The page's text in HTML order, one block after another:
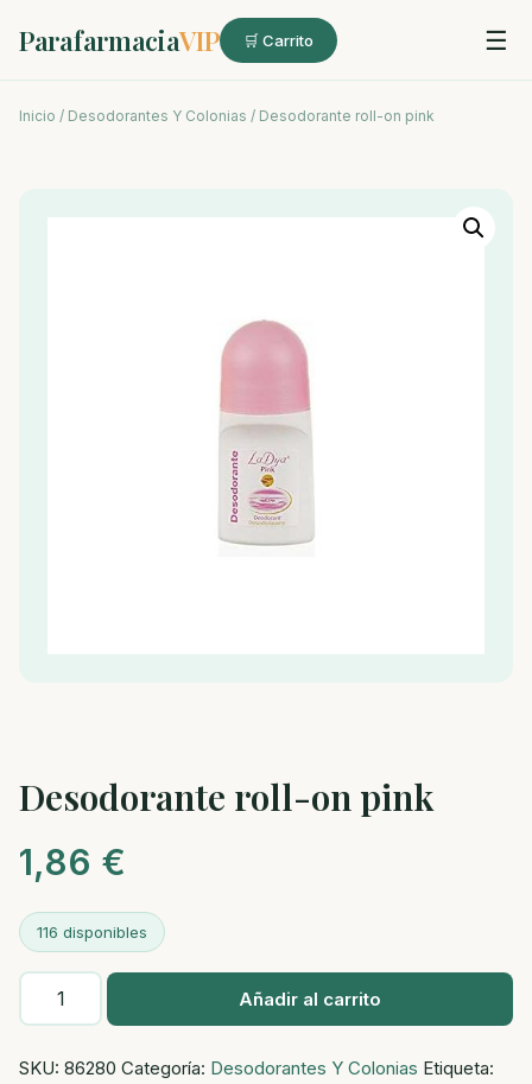
ParafarmaciaVIP 🛒 Carrito ☰
Inicio / Desodorantes Y Colonias / Desodorante roll-on pink
Desodorante roll-on pink
1,86 €
116 disponibles
Desodorante
pink
Añadir al carrito
SKU: 86280 Categoría: Desodorantes Y Colonias Etiqueta: